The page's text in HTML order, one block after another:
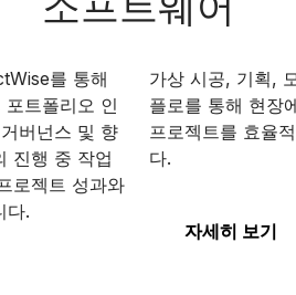
를 통해
트폴리오 인
버넌스 및 향
진행 중 작업
로젝트 성과와
다.
SYNCHRO
가상 시공, 기획,
플로를 통해 현장
프로젝트를 효율
다.
자세히 보기